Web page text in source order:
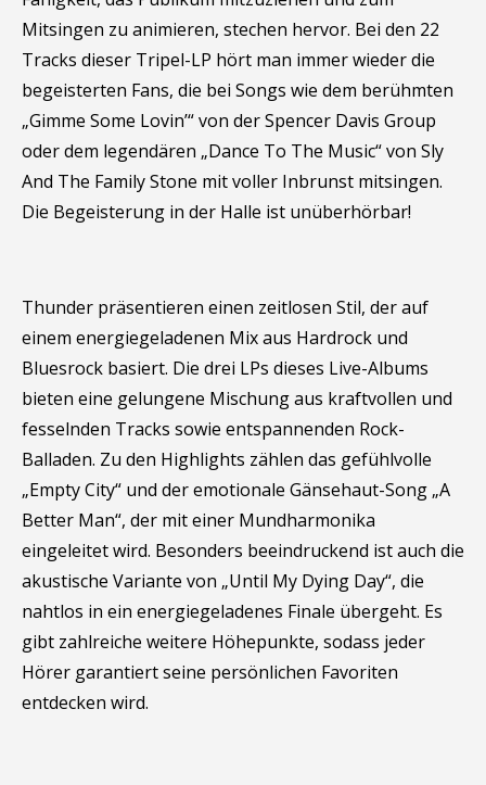
Mitsingen zu animieren, stechen hervor. Bei den 22
Tracks dieser Tripel-LP hört man immer wieder die
begeisterten Fans, die bei Songs wie dem berühmten
„Gimme Some Lovin’“ von der Spencer Davis Group
oder dem legendären „Dance To The Music“ von Sly
And The Family Stone mit voller Inbrunst mitsingen.
Die Begeisterung in der Halle ist unüberhörbar!
Thunder präsentieren einen zeitlosen Stil, der auf
einem energiegeladenen Mix aus Hardrock und
Bluesrock basiert. Die drei LPs dieses Live-Albums
bieten eine gelungene Mischung aus kraftvollen und
fesselnden Tracks sowie entspannenden Rock-
Balladen. Zu den Highlights zählen das gefühlvolle
„Empty City“ und der emotionale Gänsehaut-Song „A
Better Man“, der mit einer Mundharmonika
eingeleitet wird. Besonders beeindruckend ist auch die
akustische Variante von „Until My Dying Day“, die
nahtlos in ein energiegeladenes Finale übergeht. Es
gibt zahlreiche weitere Höhepunkte, sodass jeder
Hörer garantiert seine persönlichen Favoriten
entdecken wird.